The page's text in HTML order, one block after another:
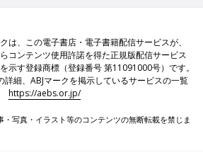
は、この電子書店・電子書籍配信サービスが、
コンテンツ使用許諾を得た正規版配信サービス
示す登録商標（登録番号 第11091000号）です。
詳細、ABJマークを掲示しているサービスの一覧
→https://aebs.or.jp/
写真・イラスト等のコンテンツの無断転載を禁じま